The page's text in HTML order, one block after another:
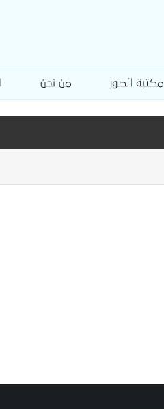
مكتبة الصور من نحن